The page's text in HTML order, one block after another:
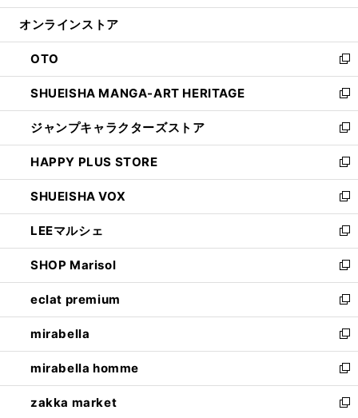
開
ン
ウ
で
開
く
ウ
ン
ド
ウ
で
開
く
オンラインストア
OTO
新
し
い
ウ
ィ
ン
ド
ウ
で
開
く
SHUEISHA MANGA-ART HERITAGE
新
し
い
ウ
ィ
ン
ド
ウ
で
開
く
ジャンプキャラクターズストア
新
し
い
ウ
ィ
ン
ド
ウ
で
開
く
HAPPY PLUS STORE
新
し
い
ウ
ィ
ン
ド
ウ
で
開
く
SHUEISHA VOX
新
し
い
ウ
ィ
ン
ド
ウ
で
開
く
LEEマルシェ
新
し
い
ウ
ィ
ン
ド
ウ
で
開
く
SHOP Marisol
新
し
い
ウ
ィ
ン
ド
ウ
で
eclat premium
新
し
い
ウ
ィ
ン
ド
mirabella
新
し
い
ウ
ィ
mirabella homme
新
し
い
zakka market
新